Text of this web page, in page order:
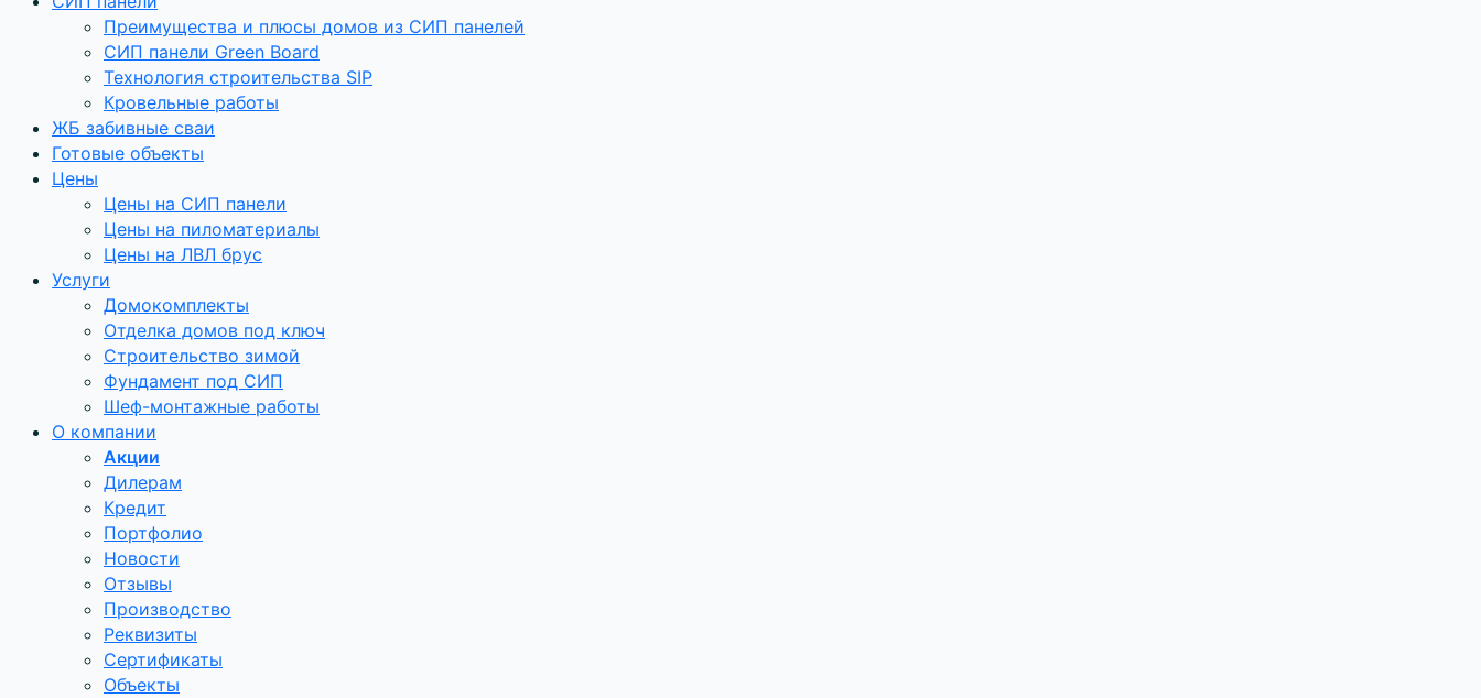
Преимущества и плюсы домов из СИП панелей
СИП панели Green Board
Технология строительства SIP
Кровельные работы
ЖБ забивные сваи
Готовые объекты
Цены
Цены на СИП панели
Цены на пиломатериалы
Цены на ЛВЛ брус
Услуги
Домокомплекты
Отделка домов под ключ
Строительство зимой
Фундамент под СИП
Шеф-монтажные работы
О компании
Акции
Дилерам
Кредит
Портфолио
Новости
Отзывы
Производство
Реквизиты
Сертификаты
Объекты